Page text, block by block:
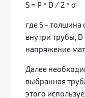
S = P * D / 2 * σ
где S - толщина
внутри трубы,
напряжение
Далее
выбранная
этого